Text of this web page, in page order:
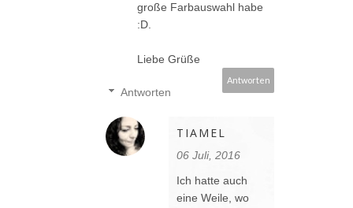
große Farbauswahl habe
:D.
Liebe Grüße
Antworten
Antworten
TIAMEL
06 Juli, 2016
Ich hatte auch
eine Weile, wo